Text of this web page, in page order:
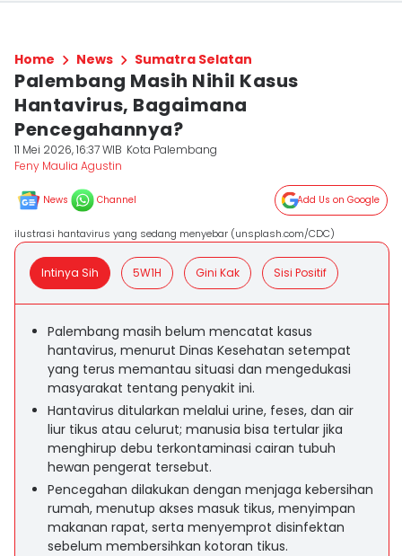
Home News Sumatra Selatan
Palembang Masih Nihil Kasus
Hantavirus, Bagaimana
Pencegahannya?
11 Mei 2026, 16:37 WIB Kota Palembang
Feny Maulia Agustin
News Channel Add Us on Google
ilustrasi hantavirus yang sedang menyebar (unsplash.com/CDC)
Intinya Sih 5W1H Gini Kak Sisi Positif
Palembang masih belum mencatat kasus
hantavirus, menurut Dinas Kesehatan setempat
yang terus memantau situasi dan mengedukasi
masyarakat tentang penyakit ini.
Hantavirus ditularkan melalui urine, feses, dan air
liur tikus atau celurut; manusia bisa tertular jika
menghirup debu terkontaminasi cairan tubuh
hewan pengerat tersebut.
Pencegahan dilakukan dengan menjaga kebersihan
rumah, menutup akses masuk tikus, menyimpan
makanan rapat, serta menyemprot disinfektan
sebelum membersihkan kotoran tikus.